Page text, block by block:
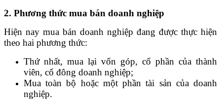
2. Phương thức mua bán doanh nghiệp
Hiện nay mua bán doanh nghiệp đang được thực hiện
theo hai phương thức:
Thứ nhất, mua lại vốn góp, cổ phần của thành
viên, cổ đông doanh nghiệp;
Mua toàn bộ hoặc một phần tài sản của doanh
nghiệp.